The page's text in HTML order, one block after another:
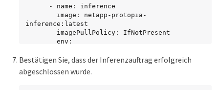
inference:latest
          value: "0.8"
        command: ["python3", "run-accuracy-
measurement.py", "--dataset", "/data/netapp-
Bestätigen Sie, dass der Inferenzauftrag erfolgreich
abgeschlossen wurde.